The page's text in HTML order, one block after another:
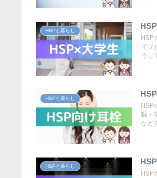
HSPと暮らし
HSP
イブ
うし
HSPと暮らし
HSP
眠・
など
HSPと暮らし
HSP